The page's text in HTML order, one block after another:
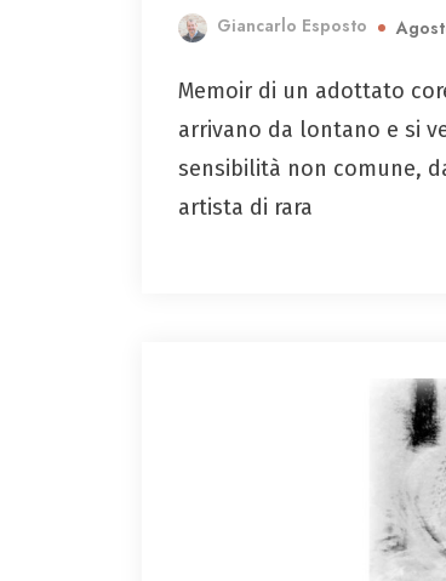
Giancarlo Esposto
Memoir di un adottato
arrivano da lontano e si
sensibilità non comune,
artista di rara